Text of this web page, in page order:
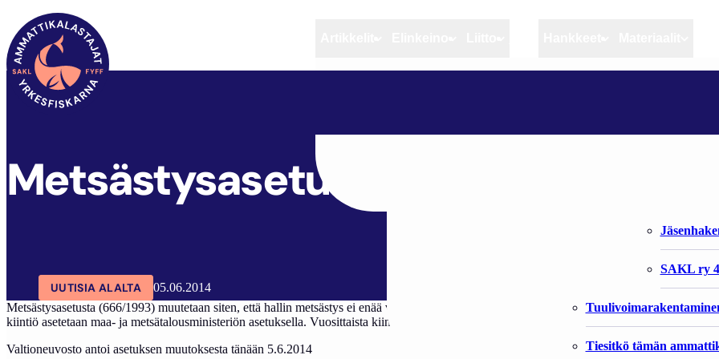
Artikkelit Elinkeino
Rannikko ja
Elinkeinokalatalouden
Kalat ja kalatalous
Vahinkoeläimet
Tiesitkö tämän
Liitto
Liiton
SAKL ry
SAKL ARTIKKELIT
Metsästysasetus muuttuu
UUTISIA ALALTA
05.06.2014
Metsästysasetusta (666/1993) muutetaan siten, että hallin metsästys ei enää vaadi pyyntilupaa vaan sitä voi metsästää vuosittain asetettavan
kiintiö asetetaan maa- ja metsätalousministeriön asetuksella. Vuosittaista kiintiötä seurataan hallisaaliin ilmoitusvelvollisuudella. Asetus tulee
Valtioneuvosto antoi asetuksen muutoksesta tänään 5.6.2014